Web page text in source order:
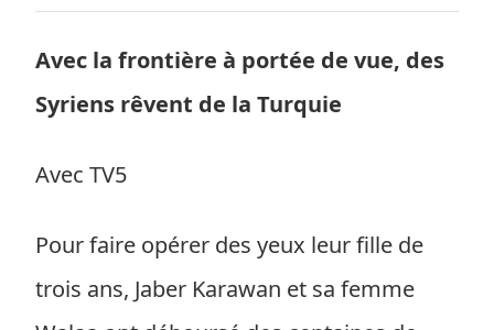
Avec la frontière à portée de vue, des
Syriens rêvent de la Turquie
Avec TV5
Pour faire opérer des yeux leur fille de
trois ans, Jaber Karawan et sa femme